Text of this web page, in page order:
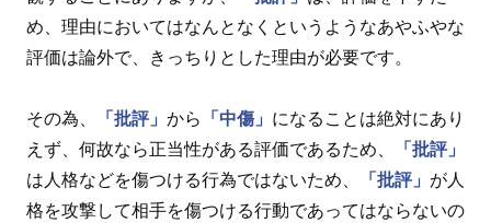
め、理由においてはなんとなくというようなあやふやな
評価は論外で、きっちりとした理由が必要です。
その為、 「批評」 から 「中傷」 になることは絶対にあり
えず、何故なら正当性がある評価であるため、
「批評」
は人格などを傷つける行為ではないため、
「批評」 が人
格を攻撃して相手を傷つける行動であってはならないの